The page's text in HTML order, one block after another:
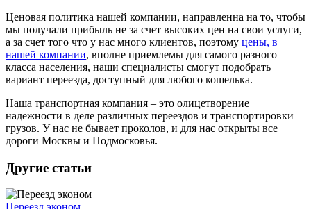
Ценовая политика нашей компании, направленна на то, чтобы
мы получали прибыль не за счет высоких цен на свои услуги,
а за счет того что у нас много клиентов, поэтому цены, в
нашей компании, вполне приемлемы для самого разного
класса населения, наши специалисты смогут подобрать
вариант переезда, доступный для любого кошелька.
Наша транспортная компания – это олицетворение
надежности в деле различных переездов и транспортировки
грузов. У нас не бывает проколов, и для нас открыты все
дороги Москвы и Подмосковья.
Другие статьи